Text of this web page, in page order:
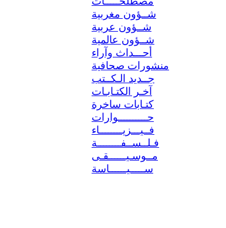
شــؤون مغربية
شــؤون عربية
شــؤون عالمية
أحـــداث وآراء
منشورات صحافية
جــديد الـكــتب
آخـر الكتـابـات
كتـابات ساخرة
حــــــــــوارات
فــيـــزيــــــــاء
فـلــســفــــــــة
مــوسـيــــــقـى
ســـــيــــــاسة